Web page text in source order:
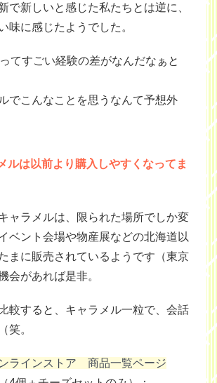
で新しいと感じた私たちとは逆に、
味に感じたようでした。
てすごい経験の差がなんだなぁと
でこんなことを思うなんて予想外
ルは以前より購入しやすくなってま
ャラメルは、限られた場所でしか変
ベント会場や物産展などの北海道以
まに販売されているようです（東京
会があれば是非。
較すると、キャラメル一粒で、会話
笑。
ラインストア 商品一覧ページ